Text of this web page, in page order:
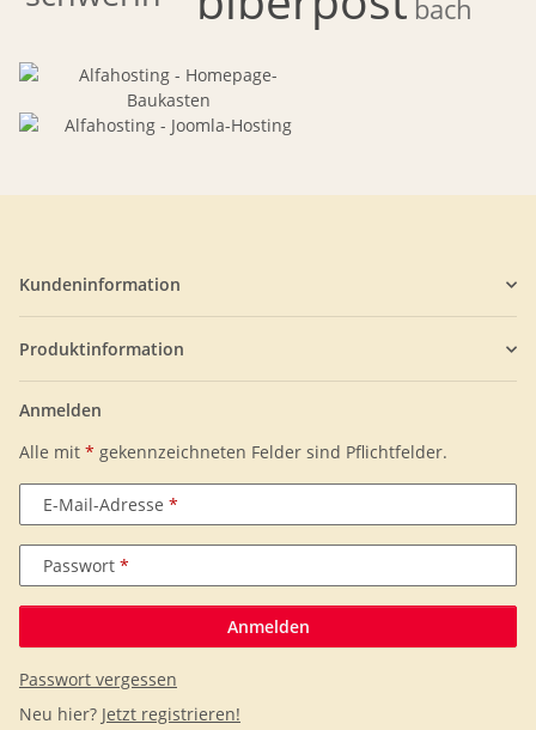
bach
Kundeninformation
Produktinformation
Anmelden
Alle mit * gekennzeichneten Felder sind Pflichtfelder.
E-Mail-Adresse
Passwort
Anmelden
Passwort vergessen
Neu hier? Jetzt registrieren!